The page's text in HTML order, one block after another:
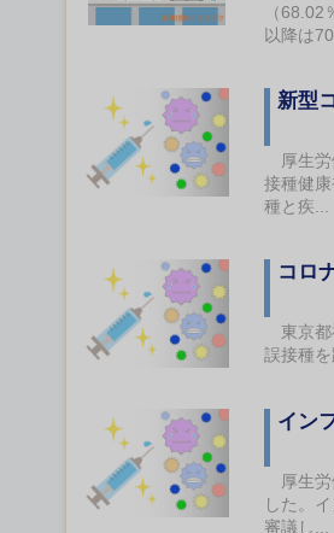
（
以降は70
新型
厚生労
接種健
種と疾...
コロ
東京都
誤接種
イン
厚生労
した。
審議し...